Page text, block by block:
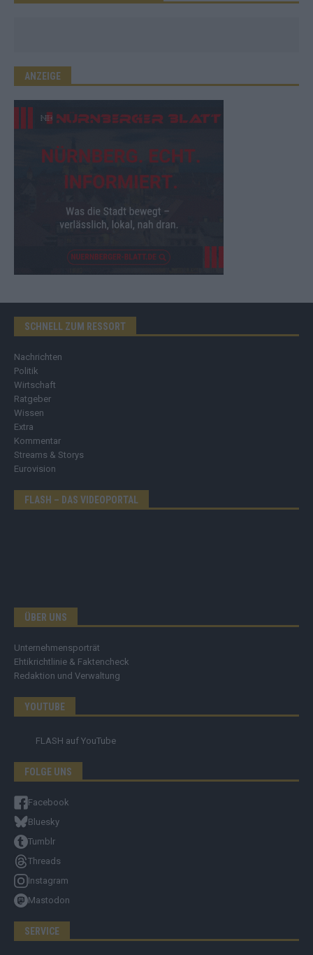
ANZEIGE
SCHNELL ZUM RESSORT
Nachrichten
Politik
Wirtschaft
Ratgeber
Wissen
Extra
Kommentar
Streams & Storys
Eurovision
FLASH – DAS VIDEOPORTAL
ÜBER UNS
Unternehmensporträt
Ehtikrichtlinie & Faktencheck
Redaktion und Verwaltung
YOUTUBE
FLASH auf YouTube
FOLGE UNS
Facebook
Bluesky
Tumblr
Threads
Instagram
Mastodon
SERVICE